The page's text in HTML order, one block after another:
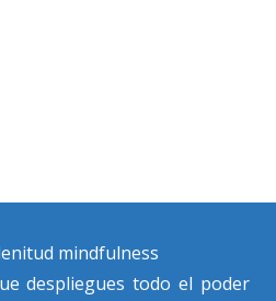
despliegues todo el poder